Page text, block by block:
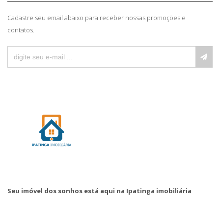
Cadastre seu email abaixo para receber nossas promoções e
contatos.
Seu imóvel dos sonhos está aqui na Ipatinga imobiliária